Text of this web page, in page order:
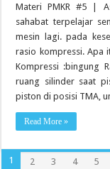
Materi PMKR #5 |
sahabat terpelajar
mesin lagi. pada
rasio kompressi. Apa
Kompressi :bingung
ruang silinder saat
piston di posisi TMA,
Read More »
1 2 3 4 5